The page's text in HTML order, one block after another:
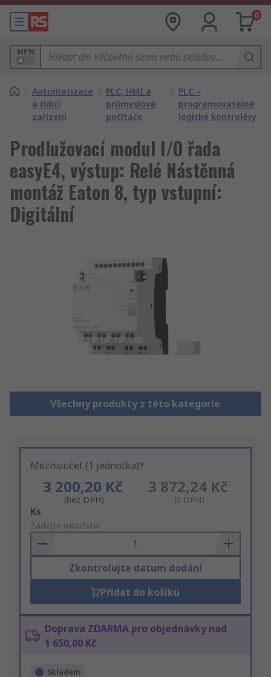
0
MPN
/ Automatizace
a řídicí
zařízení
/ PLC, HMI a
průmyslové
počítače
/ PLC –
programovatelné
logické kontroléry
Prodlužovací modul I/O řada
easyE4, výstup: Relé Nástěnná
montáž Eaton 8, typ vstupní:
Digitální
Všechny produkty z této kategorie
Mezisoučet (1 jednotka)*
3 200,20 Kč
(bez DPH)
3 872,24 Kč
(s DPH)
Add
to
Basket
Ks
Zadejte množství
Zkontrolujte datum dodání
Přidat do košíku
Doprava ZDARMA pro objednávky nad
1 650,00 Kč
Skladem